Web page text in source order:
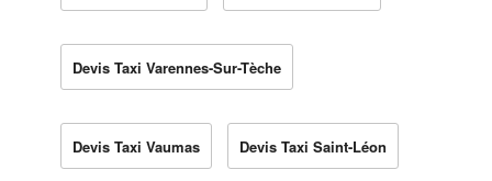
Devis Taxi Varennes-Sur-Tèche
Devis Taxi Vaumas Devis Taxi Saint-Léon